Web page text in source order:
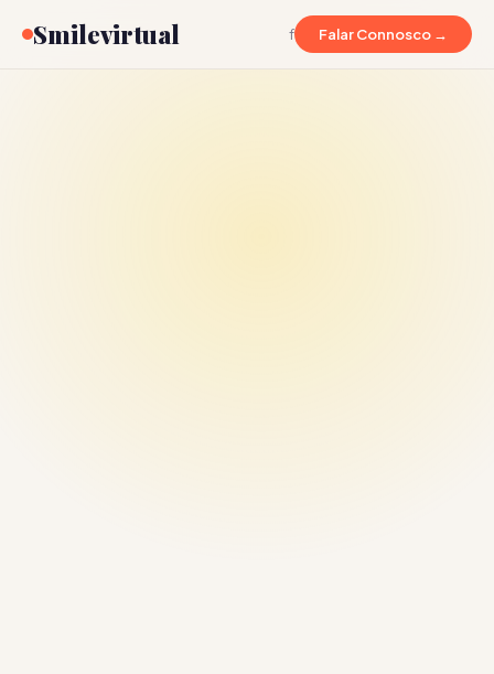
Smilevirtual f Falar Connosco →